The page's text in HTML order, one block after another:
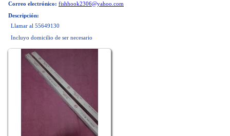
Correo electrónico: fishhook2306@yahoo.com
Descripción:
Llamar al 55649130
Incluyo domicilio de ser necesario